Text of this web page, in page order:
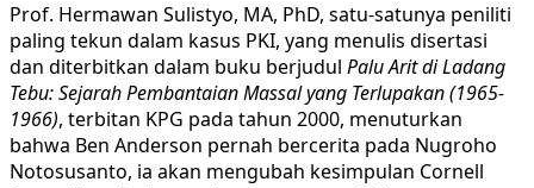
Prof. Hermawan Sulistyo, MA, PhD, satu-satunya peniliti
paling tekun dalam kasus PKI, yang menulis disertasi
dan diterbitkan dalam buku berjudul Palu Arit di Ladang
Tebu: Sejarah Pembantaian Massal yang Terlupakan (1965-
1966), terbitan KPG pada tahun 2000, menuturkan
bahwa Ben Anderson pernah bercerita pada Nugroho
Notosusanto, ia akan mengubah kesimpulan Cornell